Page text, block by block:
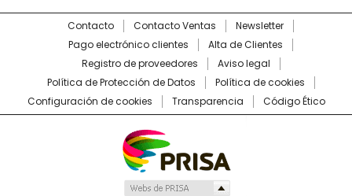
Contacto Contacto Ventas
Newsletter
Pago electrónico clientes
Alta de Clientes
Registro de proveedores
Aviso legal
Política de Protección de Datos
Política de cookies
Configuración de cookies
Transparencia Código Ético